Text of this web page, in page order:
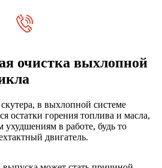
очистка выхлопной
в выхлопной системе
остатки горения топлива и масла,
в работе, будь то
двигатель.